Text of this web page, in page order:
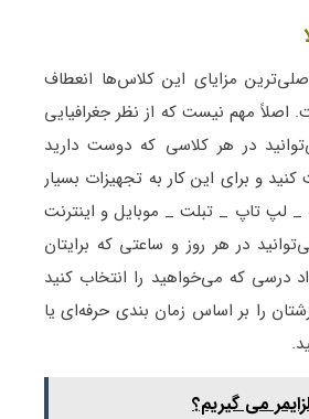
مزایای این کلاس‌ها انعطاف
اصلاً مهم نیست که از نظر جغرافیایی
در هر کلاسی که دوست دارید
و برای این کار به تجهیزات بسیار
_ لپ تاپ _ تبلت _ موبایل و اینترنت
در هر روز و ساعتی که برایتان
درسی که می‌خواهید را انتخاب کنید
را بر اساس زمان بندی حرفه‌ای یا
می گیریم؟